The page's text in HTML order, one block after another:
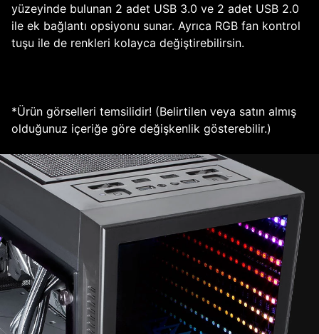
yüzeyinde bulunan 2 adet USB 3.0 ve 2 adet USB 2.0
ile ek bağlantı opsiyonu sunar. Ayrıca RGB fan kontrol
tuşu ile de renkleri kolayca değiştirebilirsin.
*Ürün görselleri temsilidir! (Belirtilen veya satın almış
olduğunuz içeriğe göre değişkenlik gösterebilir.)